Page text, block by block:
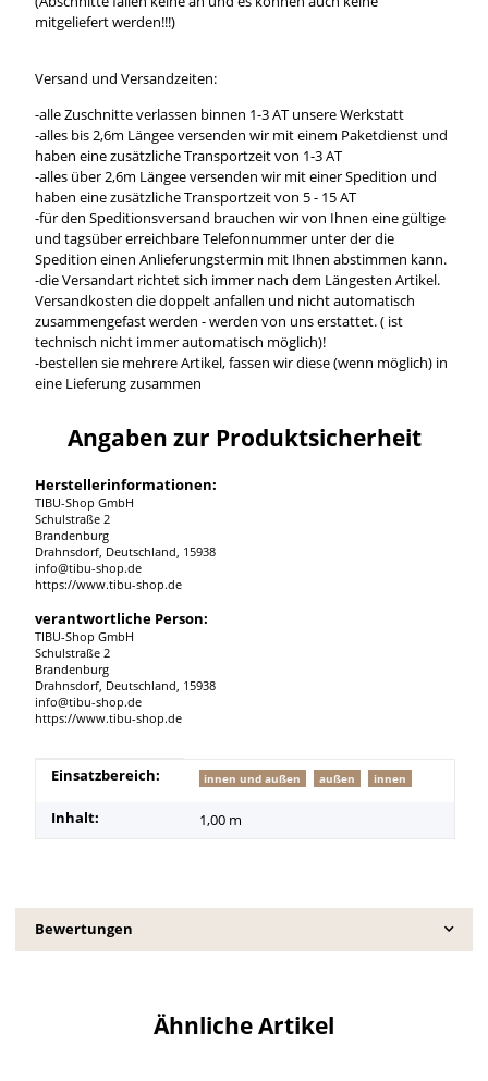
mitgeliefert werden!!!)
Versand und Versandzeiten:
-alle Zuschnitte verlassen binnen 1-3 AT unsere Werkstatt
-alles bis 2,6m Längee versenden wir mit einem Paketdienst und
haben eine zusätzliche Transportzeit von 1-3 AT
-alles über 2,6m Längee versenden wir mit einer Spedition und
haben eine zusätzliche Transportzeit von 5 - 15 AT
-für den Speditionsversand brauchen wir von Ihnen eine gültige
und tagsüber erreichbare Telefonnummer unter der die
Spedition einen Anlieferungstermin mit Ihnen abstimmen kann.
-die Versandart richtet sich immer nach dem Längesten Artikel.
Versandkosten die doppelt anfallen und nicht automatisch
zusammengefast werden - werden von uns erstattet. ( ist
technisch nicht immer automatisch möglich)!
-bestellen sie mehrere Artikel, fassen wir diese (wenn möglich) in
eine Lieferung zusammen
Angaben zur Produktsicherheit
Herstellerinformationen:
TIBU-Shop GmbH
Schulstraße 2
Brandenburg
Drahnsdorf, Deutschland, 15938
info@tibu-shop.de
https://www.tibu-shop.de
verantwortliche Person:
TIBU-Shop GmbH
Schulstraße 2
Brandenburg
Drahnsdorf, Deutschland, 15938
info@tibu-shop.de
https://www.tibu-shop.de
Produkteigenschaft
Wert
Einsatzbereich: innen und außen außen innen
Inhalt: 1,00 m
Bewertungen
Ähnliche Artikel